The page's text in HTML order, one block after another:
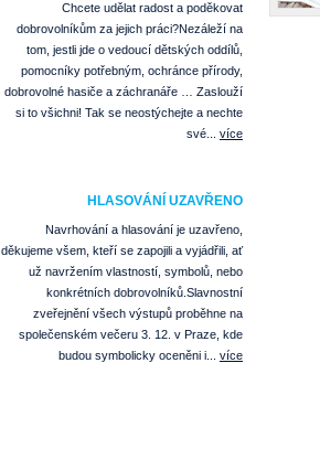
Chcete udělat radost a poděkovat
dobrovolníkům za jejich práci?Nezáleží na
tom, jestli jde o vedoucí dětských oddílů,
pomocníky potřebným, ochránce přírody,
dobrovolné hasiče a záchranáře … Zaslouží
si to všichni! Tak se neostýchejte a nechte
své... více
HLASOVÁNÍ UZAVŘENO
Navrhování a hlasování je uzavřeno,
děkujeme všem, kteří se zapojili a vyjádřili, ať
už navržením vlastností, symbolů, nebo
konkrétních dobrovolníků.Slavnostní
zveřejnění všech výstupů proběhne na
společenském večeru 3. 12. v Praze, kde
budou symbolicky oceněni i... více